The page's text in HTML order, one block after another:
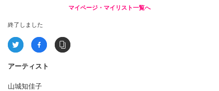
マイページ・マイリスト一覧へ
終了しました
アーティスト
山城知佳子